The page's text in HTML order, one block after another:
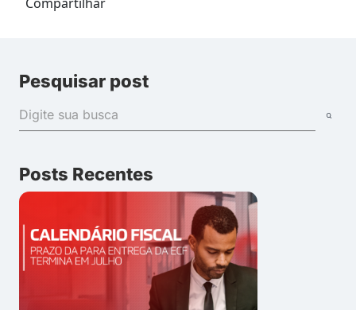
Pesquisar post
Posts Recentes